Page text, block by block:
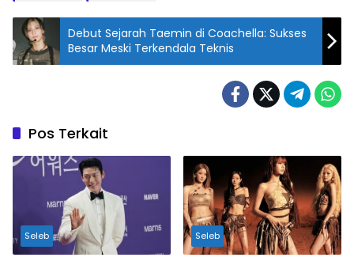
Debut Sejarah Taemin di Coachella: Sukses
Besar Meski Terkendala Teknis
Pos Terkait
Seleb Seleb